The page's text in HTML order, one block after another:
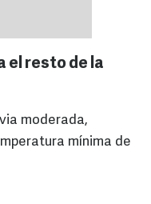
el resto de la
moderada,
mínima de